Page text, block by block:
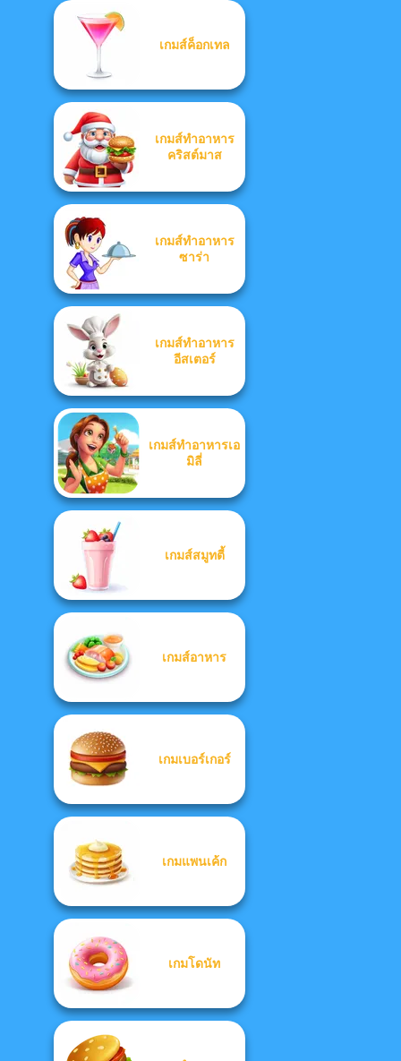
เกมส์ค็อกเทล
เกมส์ทำอาหาร
คริสต์มาส
เกมส์ทำอาหาร
ซาร่า
เกมส์ทำอาหาร
อีสเตอร์
เกมส์ทำอาหารเอ
มิลี่
เกมส์สมูทตี้
เกมส์อาหาร
เกมเบอร์เกอร์
เกมแพนเค้ก
เกมโดนัท